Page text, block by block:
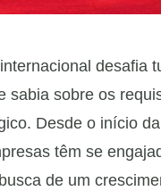
desafia
sabia sobre os
Desde o início
têm se
de um